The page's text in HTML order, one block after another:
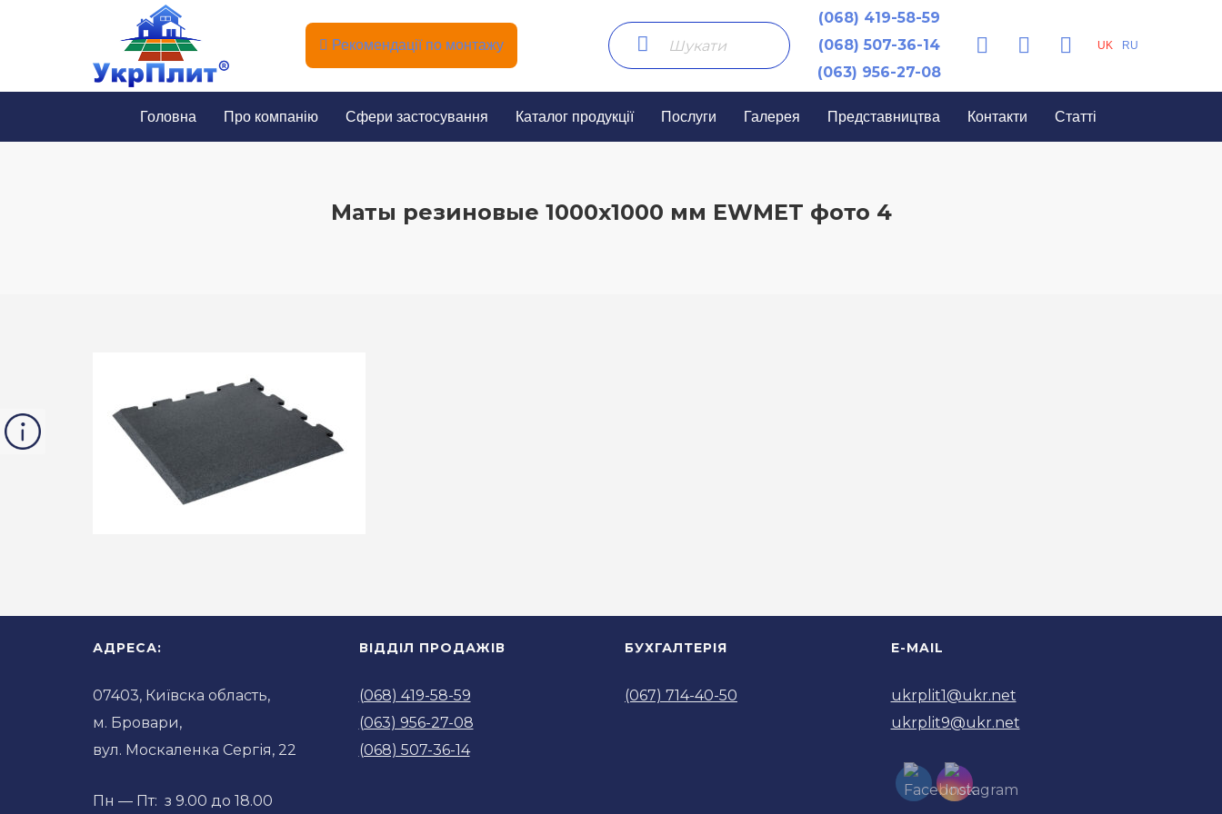
Рекомендації по монтажу
(068) 419-58-59
(068) 507-36-14
(063) 956-27-08
UK RU
Головна Про компанію Сфери застосування Каталог продукції Послуги Галерея Представництва Контакти Статті
Маты резиновые 1000х1000 мм EWMET фото 4
АДРЕСА:
07403, Київска область,
м. Бровари,
вул. Москаленка Сергія, 22
Пн — Пт: з 9.00 до 18.00
ВІДДІЛ ПРОДАЖІВ
(068) 419-58-59
(063) 956-27-08
(068) 507-36-14
БУХГАЛТЕРІЯ
(067) 714-40-50
E-MAIL
ukrplit1@ukr.net
ukrplit9@ukr.net